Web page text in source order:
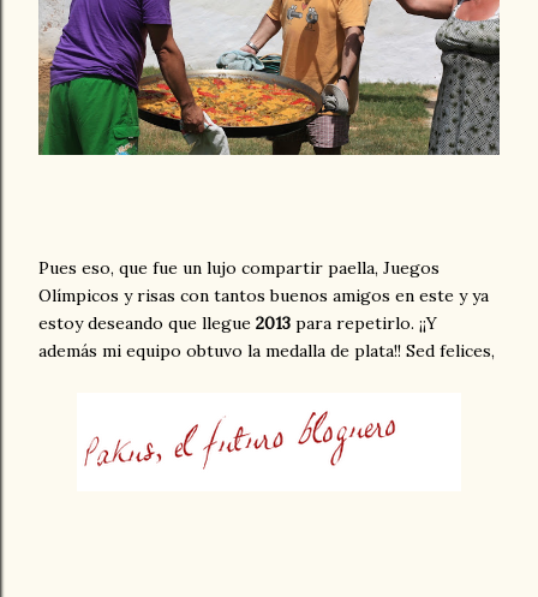
Pues eso, que fue un lujo compartir paella, Juegos
Olímpicos y risas con tantos buenos amigos en este y ya
estoy deseando que llegue 2013 para repetirlo. ¡¡Y
además mi equipo obtuvo la medalla de plata!! Sed felices,